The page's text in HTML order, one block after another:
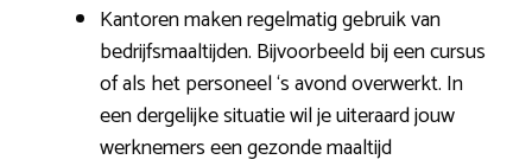
Kantoren maken regelmatig gebruik van
bedrijfsmaaltijden. Bijvoorbeeld bij een cursus
of als het personeel ‘s avond overwerkt. In
een dergelijke situatie wil je uiteraard jouw
werknemers een gezonde maaltijd